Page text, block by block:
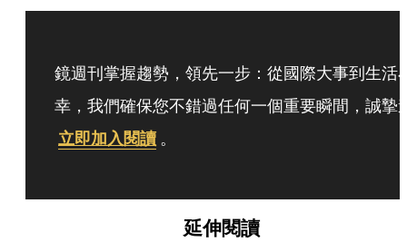
鏡週刊掌握趨勢，領先一步：從國際大事到生活
幸，我們確保您不錯過任何一個重要瞬間，誠摯
立即加入閱讀 。
延伸閱讀